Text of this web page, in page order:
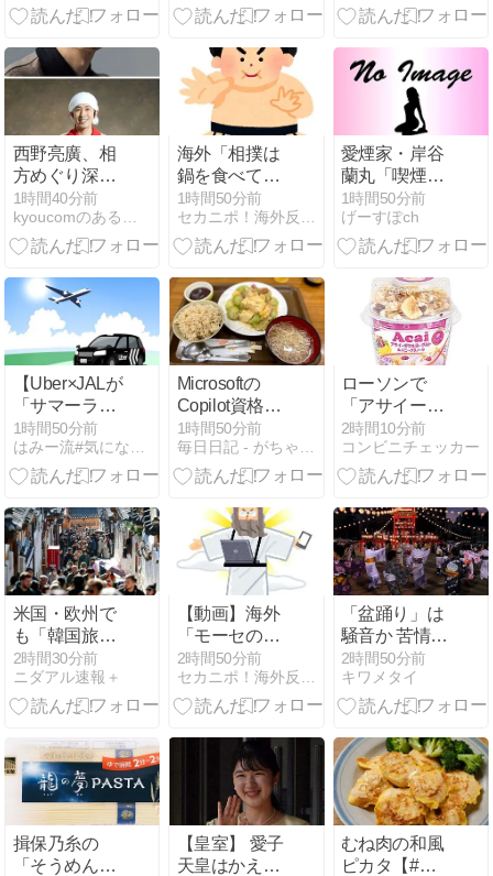
キャットの赤
戦の長男と父
西野亮廣、相
方めぐり深く
お詫び「原因
は、お笑いが
下手だからで
1時間40分前
kyoucomのあることないこと
海外「相撲は
鍋を食べてる
だけ」←「何
もわかってな
い」元大関・
ビフォーアフ
ターが海外掲
示板で話題に
1時間50分前
セカニポ！海外反応の解説とまとめ
愛煙家・岸谷
蘭丸「喫煙者
の権利がマジ
で侵害されて
る」と私見
を我々が払っ
てるんだと」
1時間50分前
げーすぽch
【Uber×JALが
「サマーライ
ド」キャンペ
ーン開始】国
内は5％・海
イル還元2026
年9月30日ま
で
1時間50分前
はみー流#気になるニュース
Microsoftの
Copilot資格
AB-730の学習
に取り組む
1時間50分前
毎日日記 - がちゃんが気になった話題を書き散らす
ローソンで
「アサイーボ
ウルヨーグル
ト＆ハニーグ
ラノーラ」が
日に発売、関
東地区限定販
売。ハチミツ
使用グラノー
ラとアサイー
ボウルの味わ
いを楽しめる
カップヨーグ
2時間10分前
コンビニチェッカー
米国・欧州で
も「韓国旅
行」ブーム
[8/7] [昆虫図鑑
★]
2時間30分前
ニダアル速報＋
【動画】海外
「モーセのよ
うに海を割ろ
うとした牧師
ｗｗｗ」旧約
しようとした
牧師の結末が
話題に【海外
の反応】
2時間50分前
セカニポ！海外反応の解説とまとめ
「盆踊り」は
騒音か 苦情数
件会場半減 無
音の中イヤホ
ンから流れる
るサイレント
盆ダンスも
2時間50分前
キワメタイ
揖保乃糸の
「そうめん」
【皇室】 愛子
天皇はかえっ
むね肉の和風
ピカタ【#簡